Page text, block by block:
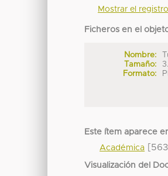
Mostrar el
Ficheros en el
Nombre:
Tamaño:
Formato:
Este ítem aparece
Académica [563]
Visualización del